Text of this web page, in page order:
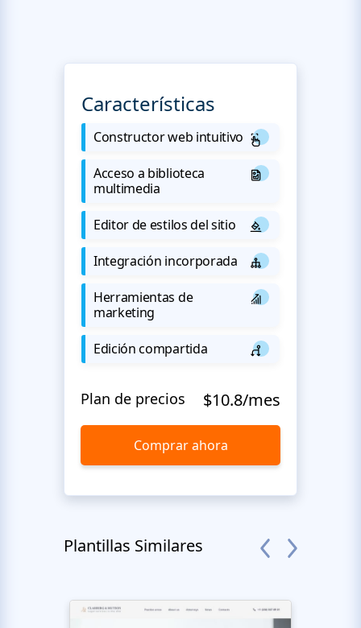
Características
Constructor web intuitivo
Acceso a biblioteca
multimedia
Editor de estilos del sitio
Integración incorporada
Herramientas de
marketing
Edición compartida
Plan de precios $10.8/mes
Comprar ahora
Plantillas Similares